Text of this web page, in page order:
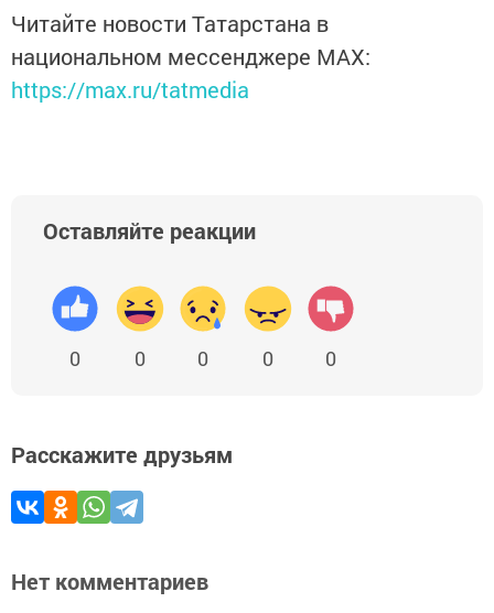
Читайте новости Татарстана в
национальном мессенджере MАХ:
https://max.ru/tatmedia
Оставляйте реакции
0 0 0 0 0
Расскажите друзьям
Нет комментариев